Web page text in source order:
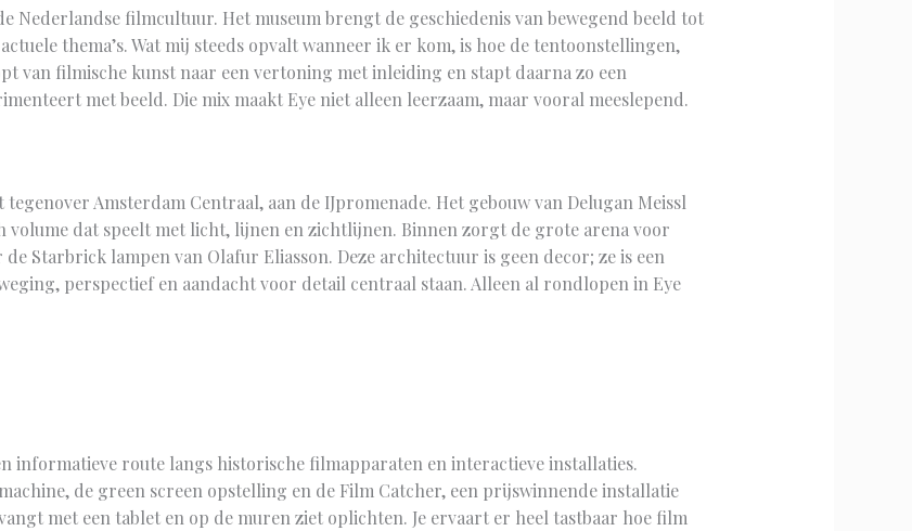
Nederlandse filmcultuur. Het museum brengt de geschiedenis van bewegend beeld tot
thema’s. Wat mij steeds opvalt wanneer ik er kom, is hoe de tentoonstellingen,
van filmische kunst naar een vertoning met inleiding en stapt daarna zo een
met beeld. Die mix maakt Eye niet alleen leerzaam, maar vooral meeslepend.
Amsterdam Centraal, aan de IJpromenade. Het gebouw van Delugan Meissl
volume dat speelt met licht, lijnen en zichtlijnen. Binnen zorgt de grote arena voor
Starbrick lampen van Olafur Eliasson. Deze architectuur is geen decor; ze is een
perspectief en aandacht voor detail centraal staan. Alleen al rondlopen in Eye
informatieve route langs historische filmapparaten en interactieve installaties.
de green screen opstelling en de Film Catcher, een prijswinnende installatie
met een tablet en op de muren ziet oplichten. Je ervaart er heel tastbaar hoe film